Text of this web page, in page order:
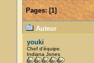
Pages:[1]
Auteur
youki
Chef d'équipe.
Indiana Jones